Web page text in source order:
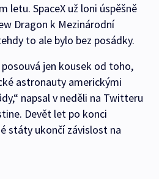
letu. SpaceX už loni úspěšně
Dragon k Mezinárodní
to ale bylo bez posádky.
jen kousek od toho,
astronauty americkými
napsal v neděli na Twitteru
Devět let po konci
státy ukončí závislost na